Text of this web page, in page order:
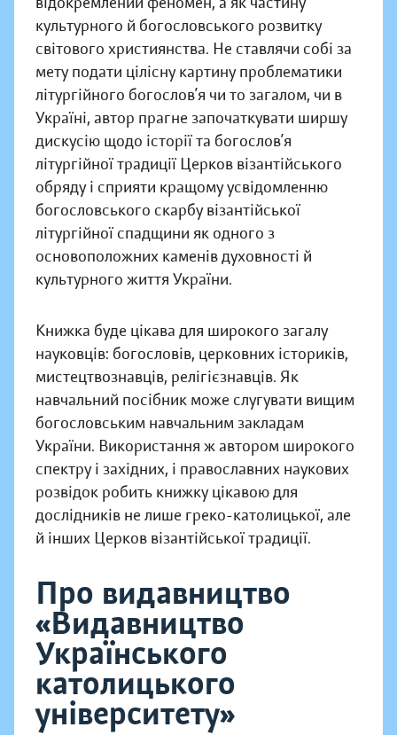
культурного й богословського розвитку
світового християнства. Не ставлячи собі за
мету подати цілісну картину проблематики
літургійного богослов’я чи то загалом, чи в
Україні, автор прагне започаткувати ширшу
дискусію щодо історії та богослов’я
літургійної традиції Церков візантійського
обряду і сприяти кращому усвідомленню
богословського скарбу візантійської
літургійної спадщини як одного з
основоположних каменів духовності й
культурного життя України.
Книжка буде цікава для широкого загалу
науковців: богословів, церковних істориків,
мистецтвознавців, релігієзнавців. Як
навчальний посібник може слугувати вищим
богословським навчальним закладам
України. Використання ж автором широкого
спектру і західних, і православних наукових
розвідок робить книжку цікавою для
дослідників не лише греко-католицької, але
й інших Церков візантійської традиції.
Про видавництво
«Видавництво
Українського
католицького
університету»